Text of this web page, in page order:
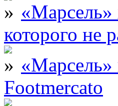
«Марсель»
которого не
Footmercato